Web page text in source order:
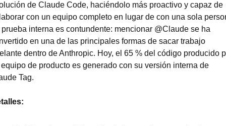
de Claude Code, haciéndolo más proactivo y capaz de
con un equipo completo en lugar de con una sola
prueba interna es contundente: mencionar @Claude se ha
en una de las principales formas de sacar trabajo
dentro de Anthropic. Hoy, el 65 % del código producido
de producto es generado con su versión interna de
Tag.